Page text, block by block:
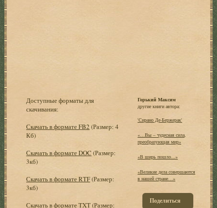
Доступные форматы для
скачивания:
Скачать в формате FB2 (Размер: 4
Кб)
Скачать в формате DOC (Размер:
3кб)
Скачать в формате RTF(Размер:
3кб)
Скачать в формате TXT(Размер:
Горький Максим
другие книги автора:
'Сирано Де-Бержерак'
«…Вы – чудесная сила,
преобразующая мир»
«В ширь пошло...»
«Великие дела совершаются
в нашей стране…»
Поделиться